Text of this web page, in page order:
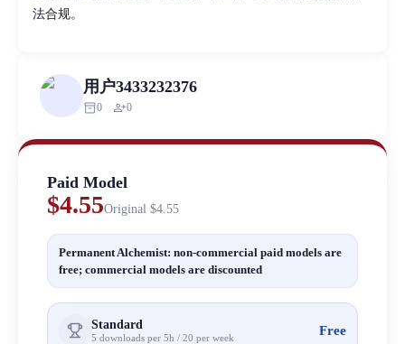
法合规。
用户3433232376
inventory_20 person_add0
Paid Model
$4.55Original $4.55
Permanent Alchemist: non-commercial paid models are
free; commercial models are discounted
Standard
5 downloads per 5h / 20 per week Free